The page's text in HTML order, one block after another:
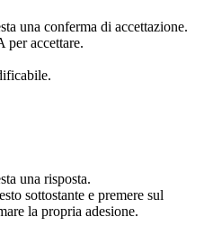
una conferma di accettazione.
per accettare.
una risposta.
sottostante e premere sul
la propria adesione.